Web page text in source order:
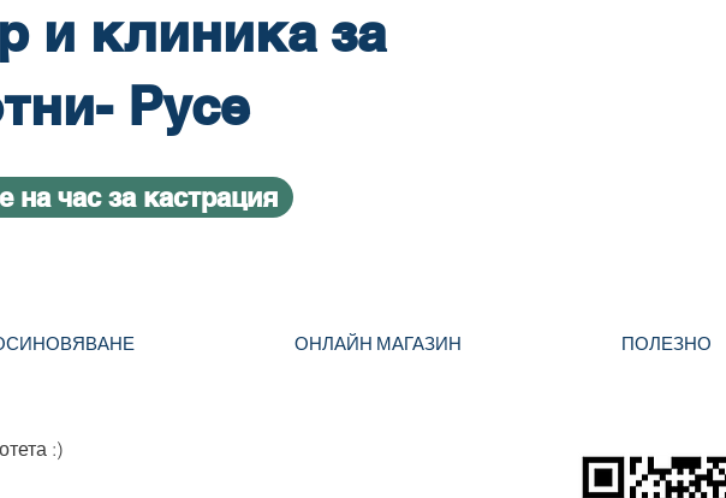
и клиника за
Русе
на час за кастрация
ОНЛАЙН МАГАЗИН ПОЛЕЗНО
:)